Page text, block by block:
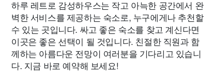
하루 레트로 감성하우스는 작고 아늑한 공간에서 완
벽한 서비스를 제공하는 숙소로, 누구에게나 추천할
수 있는 곳입니다. 싸고 좋은 숙소를 찾고 계신다면
이곳은 좋은 선택이 될 것입니다. 친절한 직원과 함
께하는 아름다운 전망이 여러분을 기다리고 있습니
다. 지금 바로 예약해 보세요!